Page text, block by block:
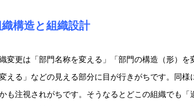
構造と組織設計
変更は「部門名称を変える」「部門の構造（形）を
える」などの見える部分に目が行きがちです。同様
も注視されがちです。そうなるとどこの組織でも「